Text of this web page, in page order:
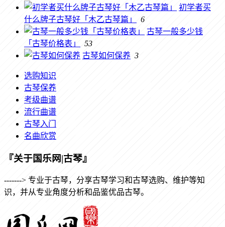
初学者买
什么牌子古琴好「木乙古琴篇」
6
古琴一般多少钱
「古琴价格表」
53
古琴如何保养 3
选购知识
古琴保养
考级曲谱
流行曲谱
古琴入门
名曲欣赏
『关于国乐网|古琴』
-------> 专业于古琴，分享古琴学习和古琴选购、维护等知
识，并从专业角度分析和品鉴优品古琴。